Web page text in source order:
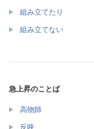
組み立てたり
組み立てない
急上昇のことば
高物師
反映